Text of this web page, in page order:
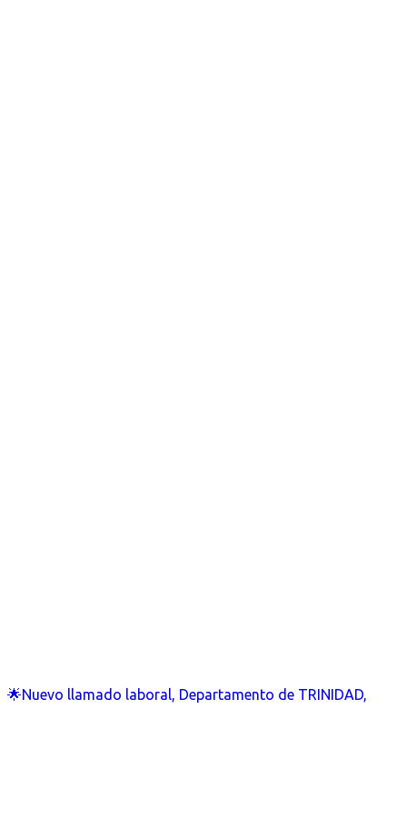
🌟Nuevo llamado laboral, Departamento de TRINIDAD,